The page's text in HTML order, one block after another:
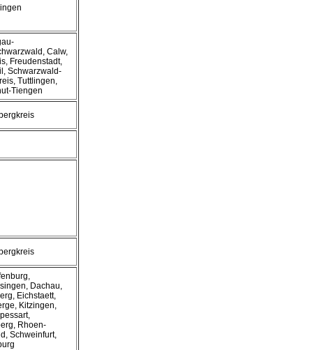
Calw,
Freudenstadt,
Schwarzwald-
Tuttlingen,
Tiengen
Dachau,
Eichstaett,
Kitzingen,
Rhoen-
Schweinfurt,